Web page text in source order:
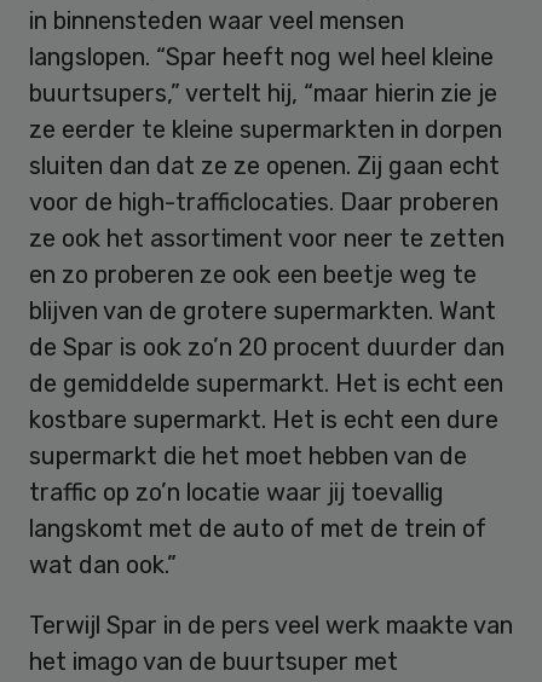
in binnensteden waar veel mensen
langslopen. “Spar heeft nog wel heel kleine
buurtsupers,” vertelt hij, “maar hierin zie je
ze eerder te kleine supermarkten in dorpen
sluiten dan dat ze ze openen. Zij gaan echt
voor de high-trafficlocaties. Daar proberen
ze ook het assortiment voor neer te zetten
en zo proberen ze ook een beetje weg te
blijven van de grotere supermarkten. Want
de Spar is ook zo’n 20 procent duurder dan
de gemiddelde supermarkt. Het is echt een
kostbare supermarkt. Het is echt een dure
supermarkt die het moet hebben van de
traffic op zo’n locatie waar jij toevallig
langskomt met de auto of met de trein of
wat dan ook.”
Terwijl Spar in de pers veel werk maakte van
het imago van de buurtsuper met